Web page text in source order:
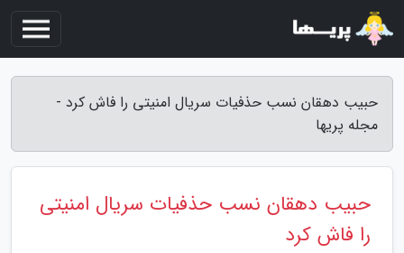
حبیب دهقان نسب حذفیات سریال امنیتی را فاش کرد -
مجله پریها
حبیب دهقان نسب حذفیات سریال امنیتی
را فاش کرد